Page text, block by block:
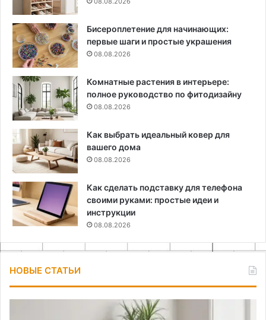
Бисероплетение для начинающих:
первые шаги и простые украшения
08.08.2026
Комнатные растения в интерьере:
полное руководство по фитодизайну
08.08.2026
Как выбрать идеальный ковер для
вашего дома
08.08.2026
Как сделать подставку для телефона
своими руками: простые идеи и
инструкции
08.08.2026
НОВЫЕ СТАТЬИ